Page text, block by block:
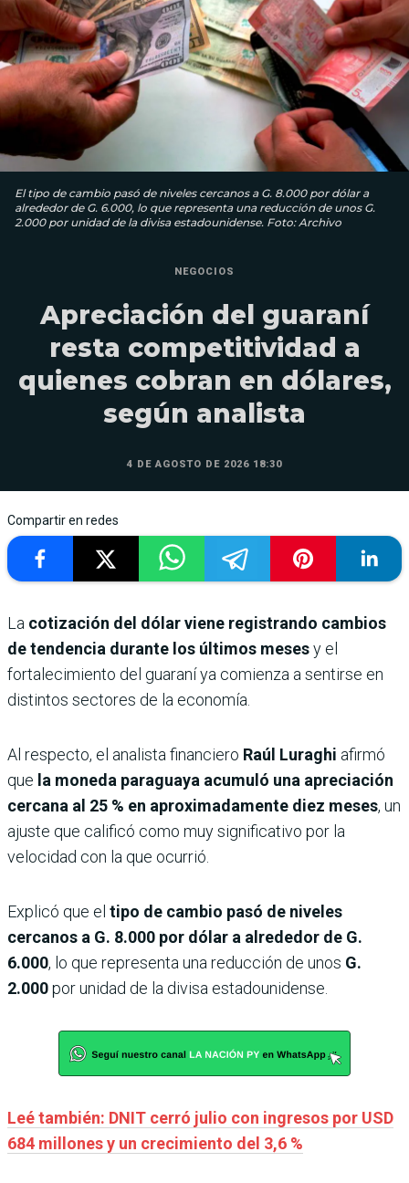
El tipo de cambio pasó de niveles cercanos a G. 8.000 por dólar a
alrededor de G. 6.000, lo que representa una reducción de unos G.
2.000 por unidad de la divisa estadounidense. Foto: Archivo
NEGOCIOS
Apreciación del guaraní
resta competitividad a
quienes cobran en dólares,
según analista
4 DE AGOSTO DE 2026 18:30
Compartir en redes
La cotización del dólar viene registrando cambios
de tendencia durante los últimos mesesy el
fortalecimiento del guaraní ya comienza a sentirse en
distintos sectores de la economía.
Al respecto, el analista financiero Raúl Luraghi afirmó
que la moneda paraguaya acumuló una apreciación
cercana al 25 % en aproximadamente diez meses, un
ajuste que calificó como muy significativo por la
velocidad con la que ocurrió.
Explicó que el tipo de cambio pasó de niveles
cercanos a G. 8.000 por dólar a alrededor de G.
6.000, lo que representa una reducción de unos G.
2.000por unidad de la divisa estadounidense.
Leé también: DNIT cerró julio con ingresos por USD
684 millones y un crecimiento del 3,6 %